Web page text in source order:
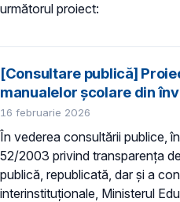
următorul proiect:
[Consultare publică]
manualelor școlare din
16 februarie 2026
În vederea consultării publice,
52/2003 privind transparenţa
publică, republicată, dar și a
interinstituționale, Ministerul